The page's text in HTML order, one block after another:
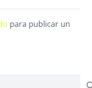
para publicar un